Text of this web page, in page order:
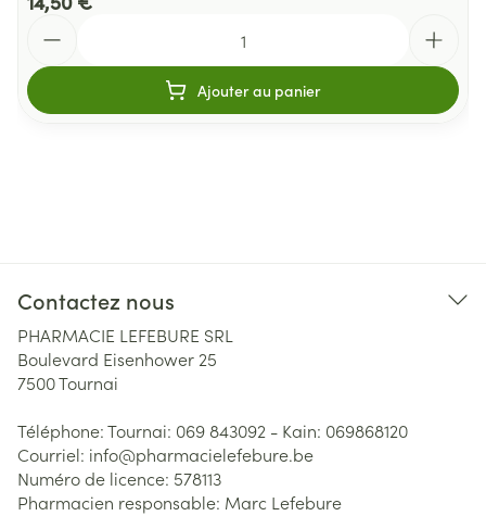
Ajouter au panier
Contactez nous
PHARMACIE LEFEBURE SRL
Boulevard Eisenhower 25
7500Tournai
Téléphone:Tournai: 069 843092 - Kain: 069868120
Courriel: info@pharmacielefebure.be
Numéro de licence: 578113
Pharmacien responsable: Marc Lefebure